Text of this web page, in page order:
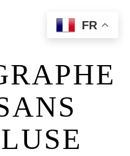
Home
Portfolio
FR